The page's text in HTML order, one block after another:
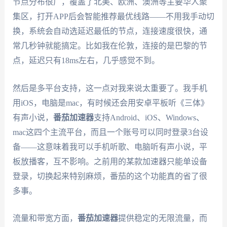
节点分布很广，覆盖了北美、欧洲、澳洲等主要华人聚
集区，打开APP后会智能推荐最优线路——不用我手动切
换，系统会自动选延迟最低的节点，连接速度很快，通
常几秒钟就能搞定。比如我在伦敦，连接的是巴黎的节
点，延迟只有18ms左右，几乎感觉不到。
然后是多平台支持，这一点对我来说太重要了。我手机
用iOS，电脑是mac，有时候还会用安卓平板听《三体》
有声小说， 番茄加速器支持Android、iOS、Windows、
mac这四个主流平台，而且一个账号可以同时登录3台设
备——这意味着我可以手机听歌、电脑听有声小说，平
板放播客，互不影响。之前用的某款加速器只能单设备
登录，切换起来特别麻烦，番茄的这个功能真的省了很
多事。
流量和带宽方面， 番茄加速器提供稳定的无限流量，而